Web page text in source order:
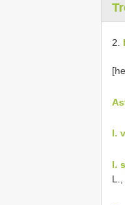
2.
I.
I.